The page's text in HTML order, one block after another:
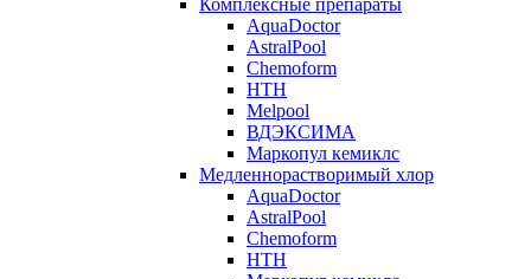
AquaDoctor
AstralPool
Chemoform
HTH
Melpool
ВДЭКСИМА
Маркопул кемиклс
Медленнорастворимый хлор
AquaDoctor
AstralPool
Chemoform
HTH